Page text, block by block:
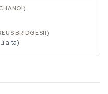
alta)